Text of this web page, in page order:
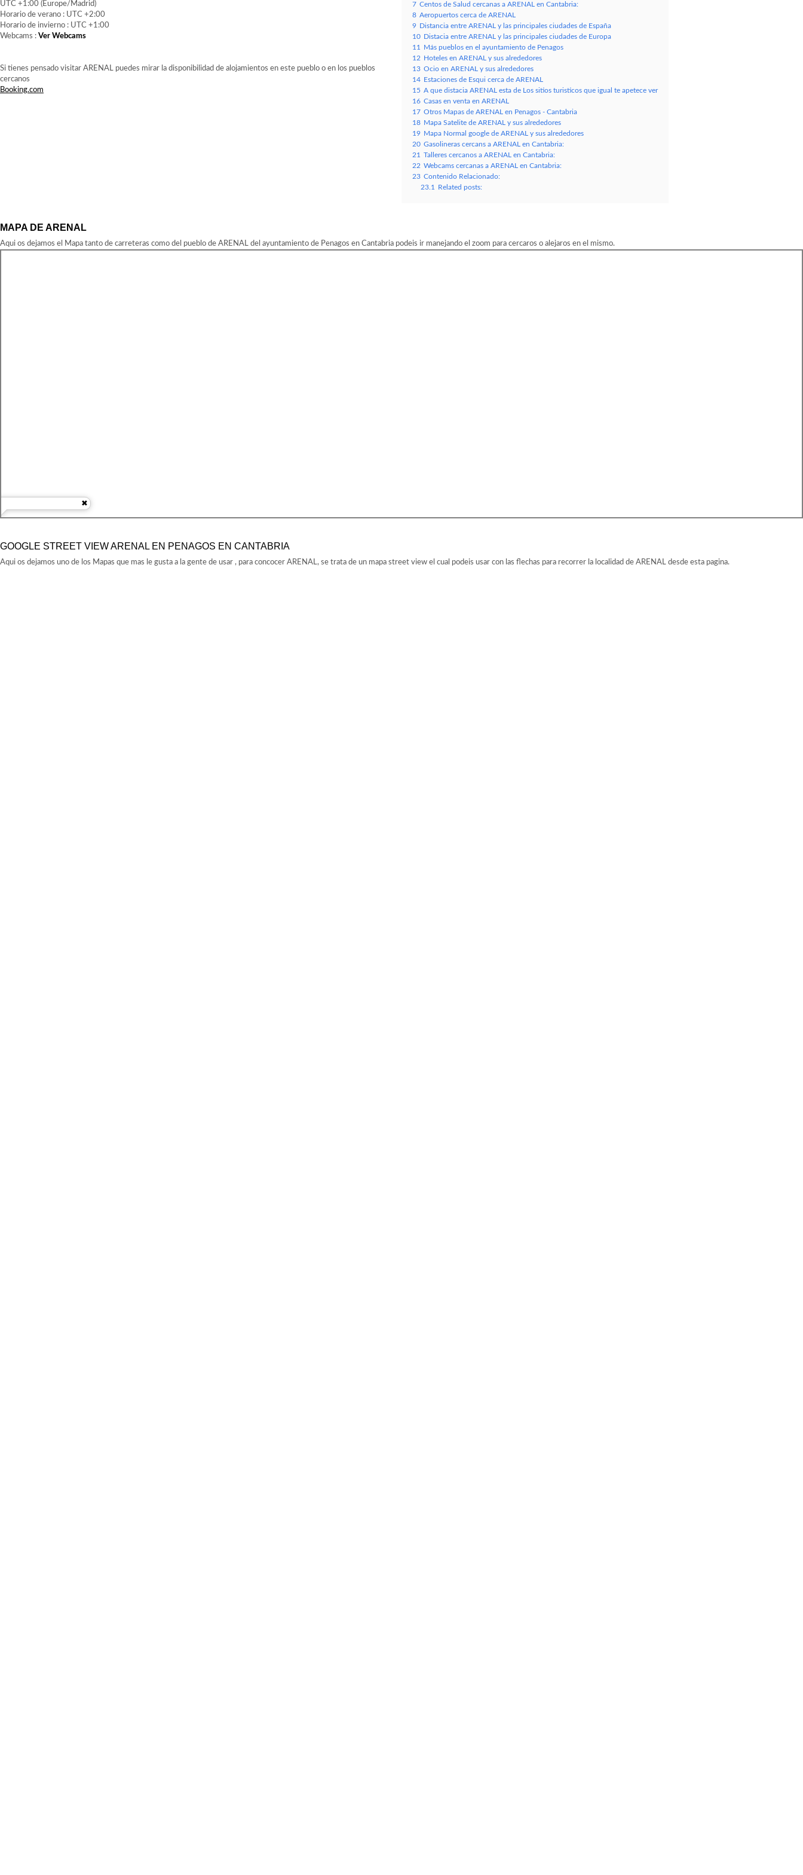
UTC +1:00 (Europe/Madrid)
Horario de verano : UTC +2:00
Horario de invierno : UTC +1:00
Webcams : Ver Webcams
Si tienes pensado visitar ARENAL puedes mirar la disponibilidad de alojamientos en este pueblo o en los pueblos
cercanos
Booking.com
7 Centos de Salud cercanas a ARENAL en Cantabria:
8 Aeropuertos cerca de ARENAL
9
Distancia entre ARENAL y las principales ciudades de España
10
Distacia entre ARENAL y las principales ciudades de Europa
11
Más pueblos en el ayuntamiento de Penagos
12
Hoteles en ARENAL y sus alrededores
13 Ocio en ARENAL y sus alrededores
14
Estaciones de Esqui cerca de ARENAL
15 A que distacia ARENAL esta de Los sitios turisticos que igual te apetece ver
16 Casas en venta en ARENAL
17 Otros Mapas de ARENAL en Penagos - Cantabria
18
Mapa Satelite de ARENAL y sus alrededores
19
Mapa Normal google de ARENAL y sus alrededores
20 Gasolineras cercans a ARENAL en Cantabria:
21
Talleres cercanos a ARENAL en Cantabria:
22 Webcams cercanas a ARENAL en Cantabria:
23 Contenido Relacionado:
23.1
Related posts:
MAPA DE ARENAL
Aqui os dejamos el Mapa tanto de carreteras como del pueblo de ARENAL del ayuntamiento de Penagos en Cantabria podeis ir manejando el zoom para cercaros o alejaros en el mismo.
GOOGLE STREET VIEW ARENAL EN PENAGOS EN CANTABRIA
Aqui os dejamos uno de los Mapas que mas le gusta a la gente de usar , para concocer ARENAL, se trata de un mapa street view el cual podeis usar con las flechas para recorrer la localidad de ARENAL desde esta pagina.